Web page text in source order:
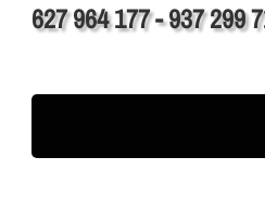
627 964 177 - 937 299